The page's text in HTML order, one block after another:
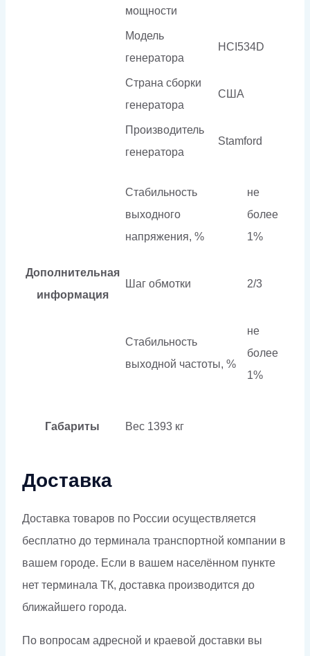
мощности
Модель
генератора
HCI534D
Страна сборки
генератора
США
Производитель
генератора
Stamford
Дополнительная
информация
Стабильность
выходного
напряжения, %
не
более
1%
Шаг обмотки 2/3
Стабильность
выходной частоты, %
не
более
1%
Габариты Вес 1393 кг
Доставка
Доставка товаров по России осуществляется
бесплатно до терминала транспортной компании в
вашем городе. Если в вашем населённом пункте
нет терминала ТК, доставка производится до
ближайшего города.
По вопросам адресной и краевой доставки вы